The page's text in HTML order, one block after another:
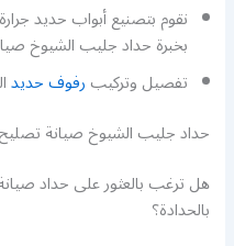
نقوم بتصنيع أبواب حديد
بخبرة حداد جليب الشيوخ
تفصيل وتركيبرفوف حديد
حداد جليب الشيوخ صيانة
هل ترغب بالعثور على حداد
بالحدادة؟